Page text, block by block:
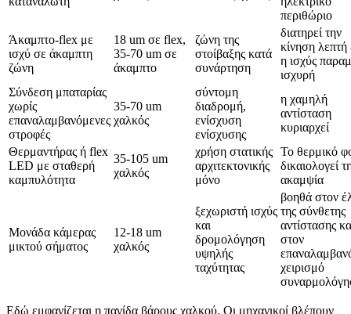
περιθώριο
Άκαμπτο-flex με
ισχύ σε άκαμπτη
ζώνη
18 um σε flex,
35-70 um σε
άκαμπτο
ζώνη της
στοίβαξης κατά
συνάρτηση
διατηρεί την
κίνηση
η ισχύς
ισχυρή
Σύνδεση μπαταρίας
χωρίς
επαναλαμβανόμενες
στροφές
35-70 um
χαλκός
σύντομη
διαδρομή,
ενίσχυση
ενίσχυσης
η χαμηλή
αντίσταση
κυριαρχεί
Θερμαντήρας ή flex
LED με σταθερή
καμπυλότητα
35-105 um
χαλκός
χρήση στατικής
αρχιτεκτονικής
μόνο
Το θερμικό
δικαιολογεί
ακαμψία
Μονάδα κάμερας
μικτού σήματος
12-18 um
χαλκός
ξεχωριστή ισχύς
και
δρομολόγηση
υψηλής
ταχύτητας
βοηθά στον
της σύνθετης
αντίστασης
στον
χειρισμό
Εδώ εμφανίζεται η παγίδα βάρους χαλκού. Οι μηχανικοί βλέπουν